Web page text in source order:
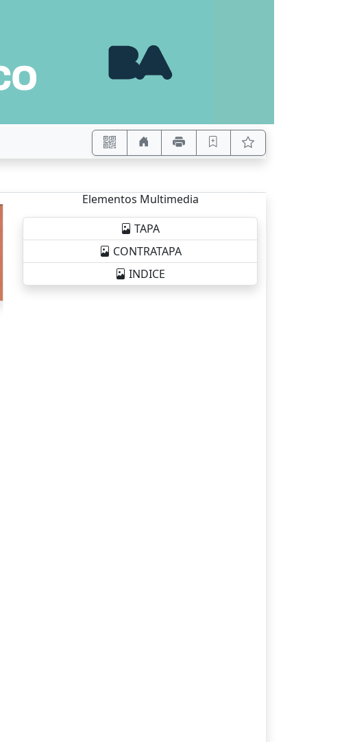
Elementos Multimedia
TAPA
CONTRATAPA
INDICE